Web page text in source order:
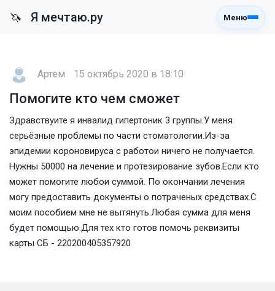
🦄 Я мечтаю.ру Меню
Артем 15 октябрь 2020 в 18:10
Помогите кто чем сможет
Здравствуите я инвалид гипертоник 3 группы.У меня
серьёзные проблемы по части стоматологии.Из-за
эпидемии короновируса с работои ничего не получается.
Нужны 50000 на лечение и протезирование зубов.Если кто
может помогите любои суммой. По окончании лечения
могу предоставить документы о потраченых средствах.С
моим пособием мне не вытянуть.Любая сумма для меня
будет помощью.Для тех кто готов помочь реквизиты
карты СБ - 220200405357920